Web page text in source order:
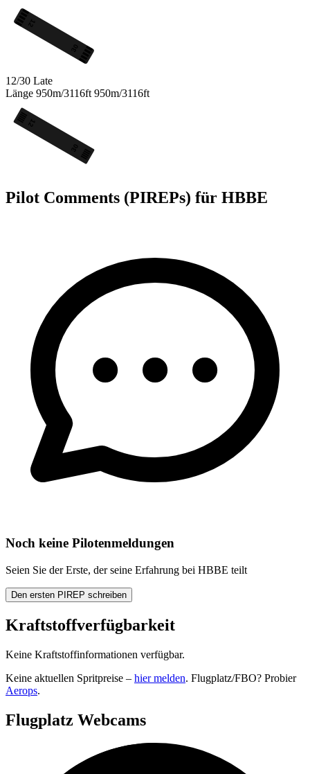
30
12
12/30 Late
Länge 950m/3116ft 950m/3116ft
30
12
Pilot Comments (PIREPs) für HBBE
Noch keine Pilotenmeldungen
Seien Sie der Erste, der seine Erfahrung bei HBBE teilt
Den ersten PIREP schreiben
Kraftstoffverfügbarkeit
Keine Kraftstoffinformationen verfügbar.
Keine aktuellen Spritpreise – hier melden. Flugplatz/FBO? Probier
Aerops.
Flugplatz Webcams